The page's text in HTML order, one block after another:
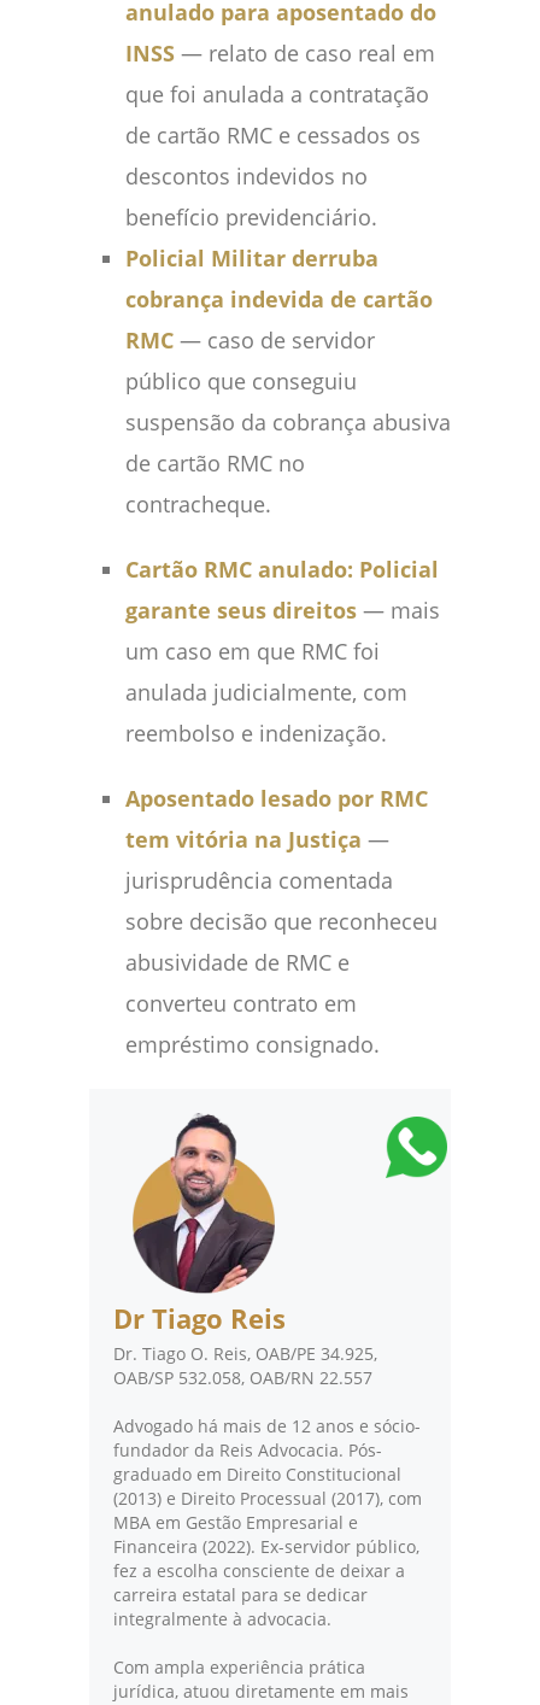
anulado para aposentado do
INSS — relato de caso real em
que foi anulada a contratação
de cartão RMC e cessados os
descontos indevidos no
benefício previdenciário.
Policial Militar derruba
cobrança indevida de cartão
RMC — caso de servidor
público que conseguiu
suspensão da cobrança abusiva
de cartão RMC no
contracheque.
Cartão RMC anulado: Policial
garante seus direitos — mais
um caso em que RMC foi
anulada judicialmente, com
reembolso e indenização.
Aposentado lesado por RMC
tem vitória na Justiça —
jurisprudência comentada
sobre decisão que reconheceu
abusividade de RMC e
converteu contrato em
empréstimo consignado.
Dr Tiago Reis
Dr. Tiago O. Reis, OAB/PE 34.925,
OAB/SP 532.058, OAB/RN 22.557
Advogado há mais de 12 anos e sócio-
fundador da Reis Advocacia. Pós-
graduado em Direito Constitucional
(2013) e Direito Processual (2017), com
MBA em Gestão Empresarial e
Financeira (2022). Ex-servidor público,
fez a escolha consciente de deixar a
carreira estatal para se dedicar
integralmente à advocacia.
Com ampla experiência prática
jurídica, atuou diretamente em mais